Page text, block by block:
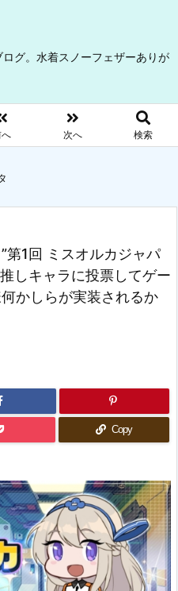
グ。水着スノーフェザーありが
次へ 検索
第1回 ミスオルカジャパ
しキャラに投票してゲー
かしらが実装されるか
Copy